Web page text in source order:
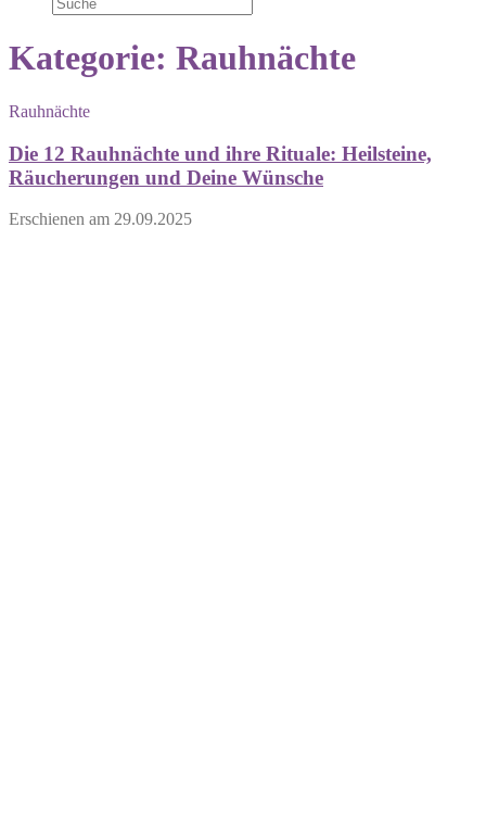
Kategorie: Rauhnächte
Rauhnächte
Die 12 Rauhnächte und ihre Rituale: Heilsteine,
Räucherungen und Deine Wünsche
Erschienen am 29.09.2025